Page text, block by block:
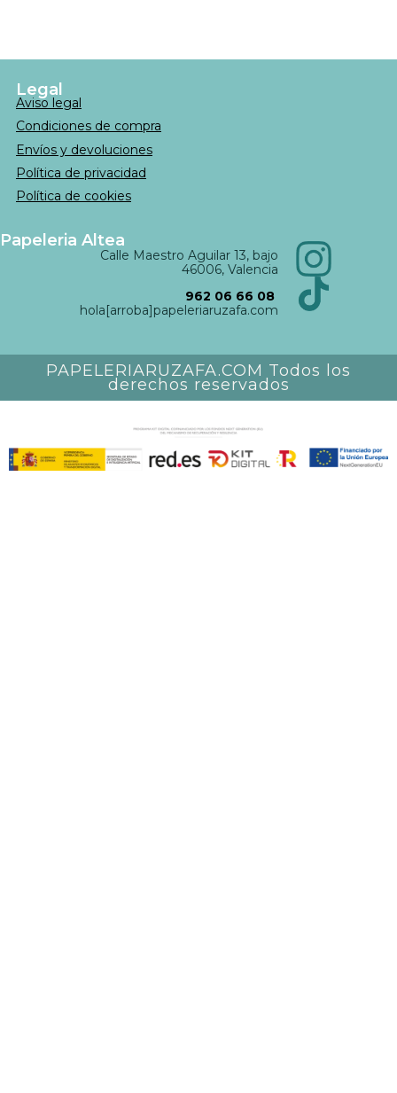
Legal
Aviso legal
Condiciones de compra
Envíos y devoluciones
Política de privacidad
Política de cookies
Papeleria Altea
Calle Maestro Aguilar 13, bajo
46006, Valencia
962 06 66 08
hola[arroba]papeleriaruzafa.com
PAPELERIARUZAFA.COM Todos los
derechos reservados